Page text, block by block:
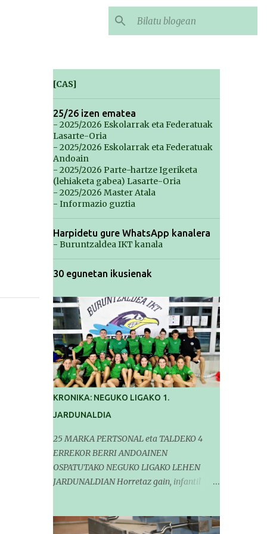
[CAS]
25/26 izen ematea
- 2025/2026 Eskolarrak eta Federatuak
Lasarte-Oria
- 2025/2026 Eskolarrak eta Federatuak
Andoain
- 2025/2026 Parte-hartze Igeriketa
(lehiaketa gabea) Lasarte-Oria
- 2025/2026 Master Atala
- Informazio guztia
Harpidetu gure WhatsApp kanalera
- Buruntzaldea IKT kanala
30 egunetan ikusienak
KRONIKA: NEGUKO LIGAKO 1.
JARDUNALDIA
25 MARKA PERTSONAL eta TALDEKO 4
ERREKOR BERRI ANDOAINEN
OSPATUTAKO NEGUKO LIGAKO LEHEN
JARDUNALDIAN Horretaz gain, infantil
larunbatean taldeko igerilariak Andoaingo